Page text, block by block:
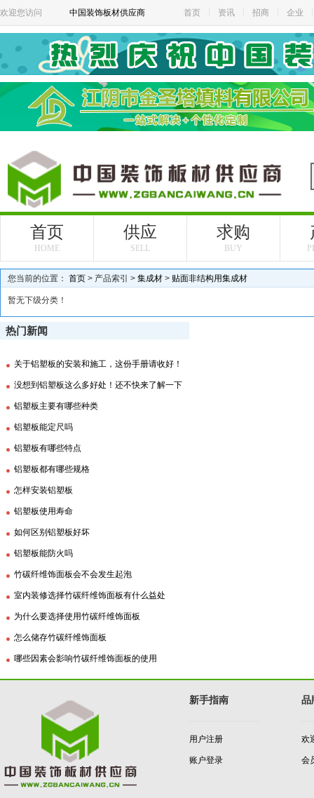
欢迎您访问 中国装饰板材供应商 首页 资讯 招商 企业
首页
HOME
供应
SELL
求购
BUY
您当前的位置： 首页 > 产品索引 > 集成材 > 贴面非结构用集成材
暂无下级分类！
热门新闻
关于铝塑板的安装和施工，这份手册请收好！
没想到铝塑板这么多好处！还不快来了解一下
铝塑板主要有哪些种类
铝塑板能定尺吗
铝塑板有哪些特点
铝塑板都有哪些规格
怎样安装铝塑板
铝塑板使用寿命
如何区别铝塑板好坏
铝塑板能防火吗
竹碳纤维饰面板会不会发生起泡
室内装修选择竹碳纤维饰面板有什么益处
为什么要选择使用竹碳纤维饰面板
怎么储存竹碳纤维饰面板
哪些因素会影响竹碳纤维饰面板的使用
新手指南
用户注册
账户登录
品
欢
会